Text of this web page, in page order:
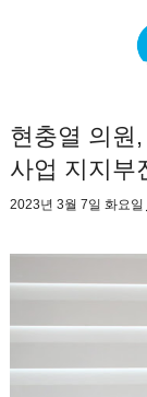
현충열 의원
사업 지지부
2023년 3월 7일 화요일